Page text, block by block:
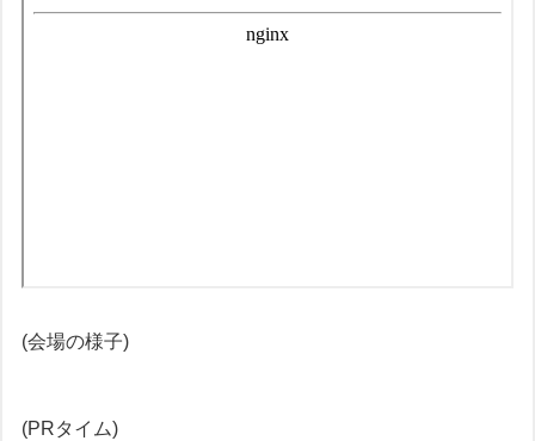
(会場の様子)
(PRタイム)